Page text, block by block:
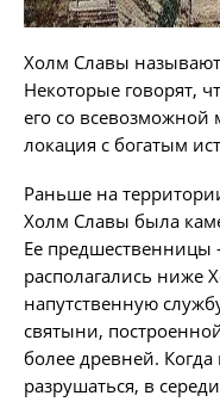
Холм Славы
Некоторые говорят,
его со всевозможной
локация с богатым
Раньше на
Холм Славы была
Ее предшественницы
располагались ниже
напутственную
святыни,
более древней. Когда
разрушаться, в